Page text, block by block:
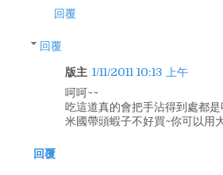
回覆
回覆
版主 1/11/2011 10:13 上午
呵呵~~
吃這道真的會把手沾得到處都是
米國帶頭蝦子不好買~你可以用
回覆